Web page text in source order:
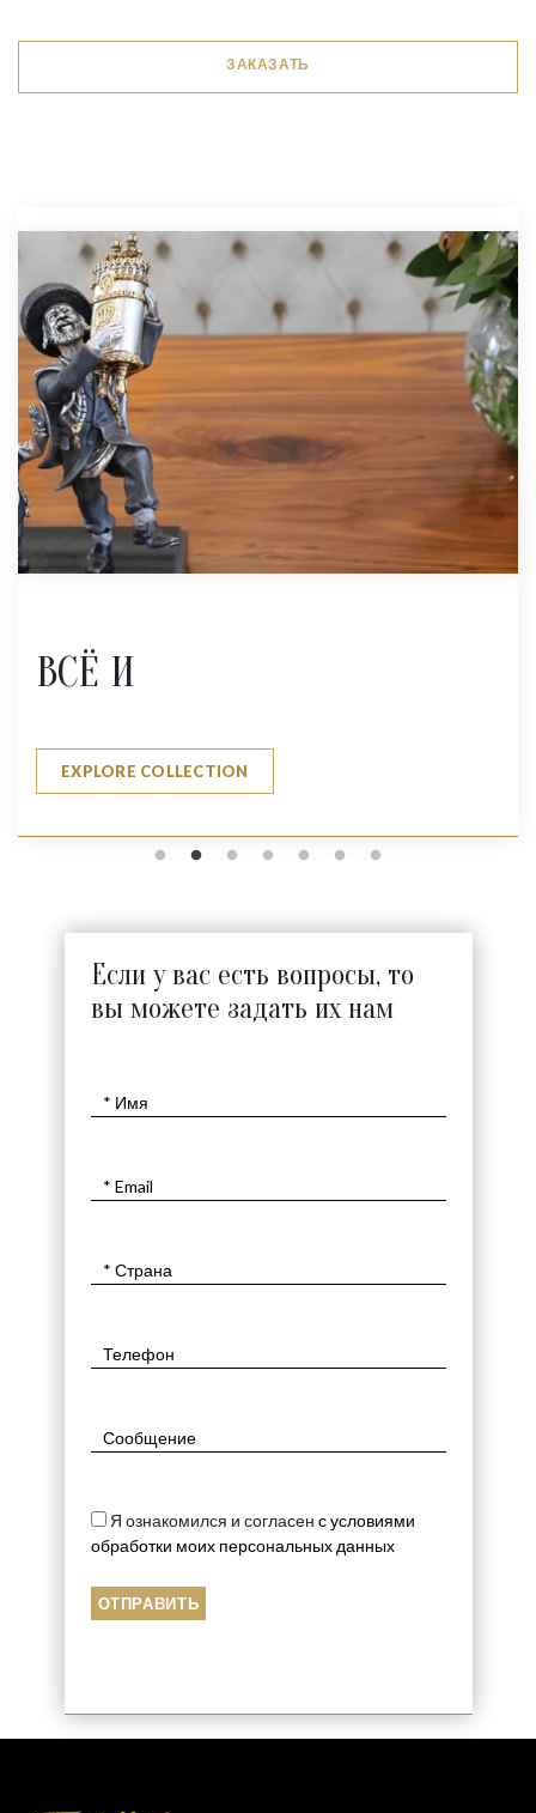
ЗАКАЗАТЬ
ВСЁ И
EXPLORE COLLECTION
Если у вас есть вопросы, то
вы можете задать их нам
Я ознакомился и согласен с условиями
обработки моих персональных данных